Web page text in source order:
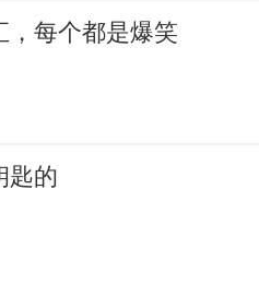
，每个都是爆笑
匙的